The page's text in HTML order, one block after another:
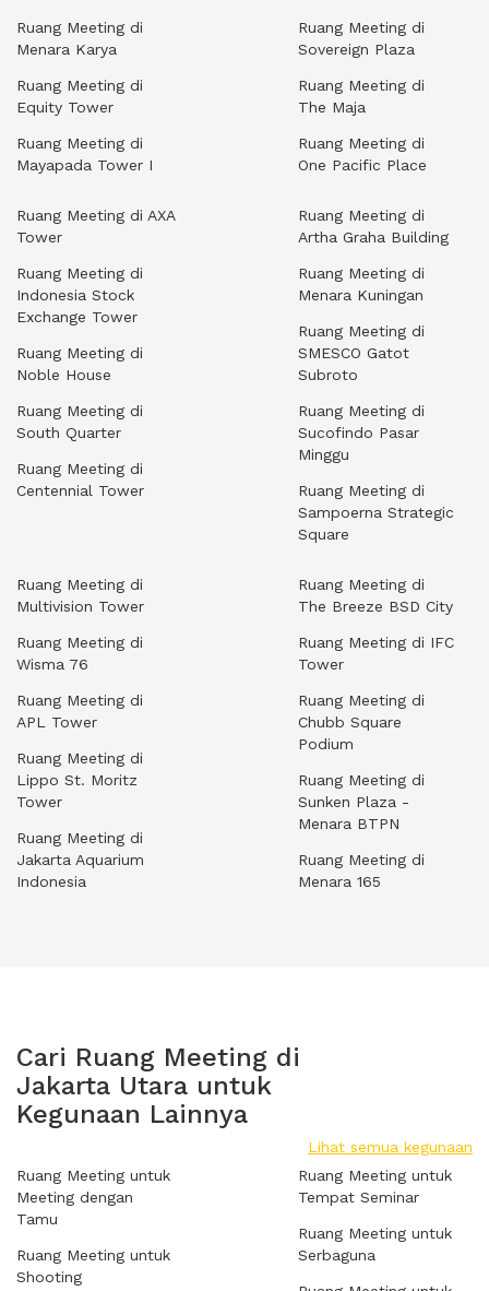
Ruang Meeting di
Menara Karya
Ruang Meeting di
Equity Tower
Ruang Meeting di
Mayapada Tower I
Ruang Meeting di
Sovereign Plaza
Ruang Meeting di
The Maja
Ruang Meeting di
One Pacific Place
Ruang Meeting di AXA
Tower
Ruang Meeting di
Indonesia Stock
Exchange Tower
Ruang Meeting di
Noble House
Ruang Meeting di
South Quarter
Ruang Meeting di
Centennial Tower
Ruang Meeting di
Artha Graha Building
Ruang Meeting di
Menara Kuningan
Ruang Meeting di
SMESCO Gatot
Subroto
Ruang Meeting di
Sucofindo Pasar
Minggu
Ruang Meeting di
Sampoerna Strategic
Square
Ruang Meeting di
Multivision Tower
Ruang Meeting di
Wisma 76
Ruang Meeting di
APL Tower
Ruang Meeting di
Lippo St. Moritz
Tower
Ruang Meeting di
Jakarta Aquarium
Indonesia
Ruang Meeting di
The Breeze BSD City
Ruang Meeting di IFC
Tower
Ruang Meeting di
Chubb Square
Podium
Ruang Meeting di
Sunken Plaza -
Menara BTPN
Ruang Meeting di
Menara 165
Cari Ruang Meeting di
Jakarta Utara untuk
Kegunaan Lainnya
Lihat semua kegunaan
Ruang Meeting untuk
Meeting dengan
Tamu
Ruang Meeting untuk
Shooting
Ruang Meeting untuk
Tempat Seminar
Ruang Meeting untuk
Serbaguna